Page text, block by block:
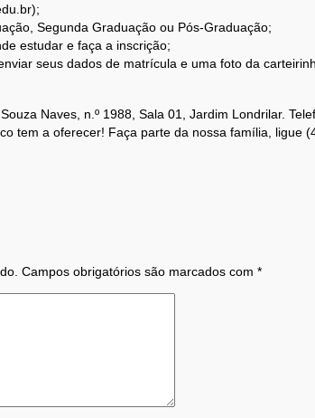
Segunda Graduação ou Pós-Graduação;
estudar e faça a inscrição;
seus dados de matrícula e uma foto da
Naves, n.º 1988, Sala 01, Jardim Londrilar.
tem a oferecer! Faça parte da nossa família, ligue
Campos obrigatórios são marcados com *